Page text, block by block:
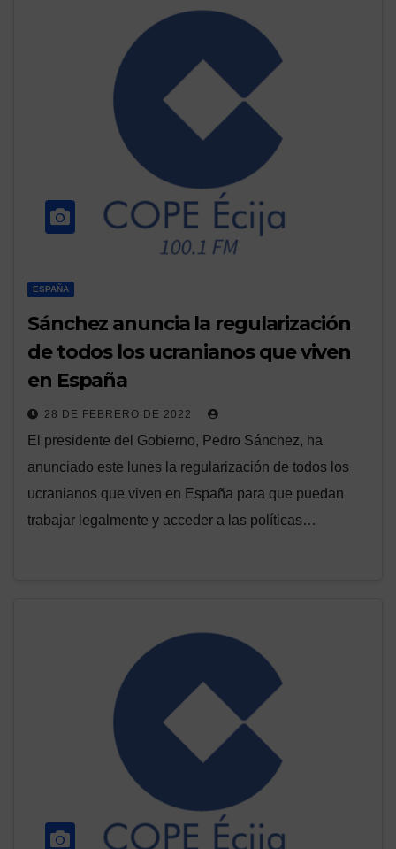
ESPAÑA
Sánchez anuncia la regularización
de todos los ucranianos que viven
en España
28 DE FEBRERO DE 2022
El presidente del Gobierno, Pedro Sánchez, ha
anunciado este lunes la regularización de todos los
ucranianos que viven en España para que puedan
trabajar legalmente y acceder a las políticas…